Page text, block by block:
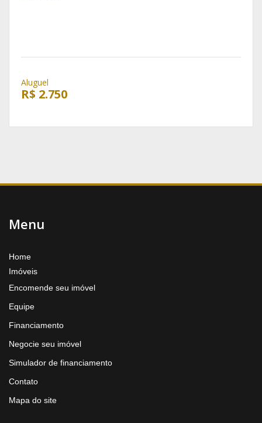
Aluguel
R$ 2.750
Menu
Home
Imóveis
Encomende seu imóvel
Equipe
Financiamento
Negocie seu imóvel
Simulador de financiamento
Contato
Mapa do site